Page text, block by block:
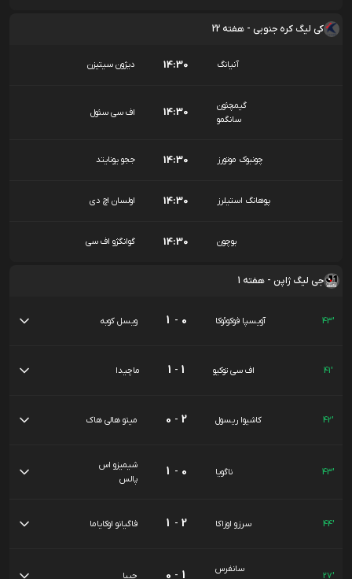
کی لیگ کره جنوبی - هفته 22
آنیانگ 14:30 دیژون سیتیزن
گیمچئون
سانگمو
14:30 اف سی سئول
چونبوک موتورز 14:30 ججو یونایتد
پوهانگ استیلرز 14:30 اولسان اچ دی
بوچون 14:30 گوانگژو اف سی
جی لیگ ژاپن - هفته 1
43' آویسپا فوکوئوکا 0
-
1 ویسل کوبه
41' اف سی توکیو 1
-
1 ماچیدا
42' کاشیوا ریسول 2
-
0 میتو هالی هاک
43' ناگویا 0
-
1
شیمیزو اس
پالس
44' سرزو اوزاکا 2
-
1 فاگیانو اوکایاما
27'
سانفرس
1
-
0 چیبا